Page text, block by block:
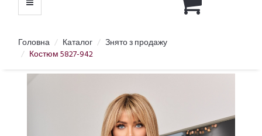
Головна Каталог
Знято з продажу
Костюм 5827-942